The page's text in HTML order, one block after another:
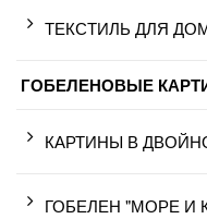
ТЕКСТИЛЬ ДЛЯ
ГОБЕЛЕНОВЫЕ
КАРТИНЫ В
ГОБЕЛЕН "МОРЕ И